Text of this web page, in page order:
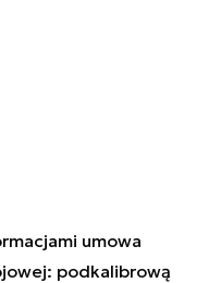
umowa
podkalibrową